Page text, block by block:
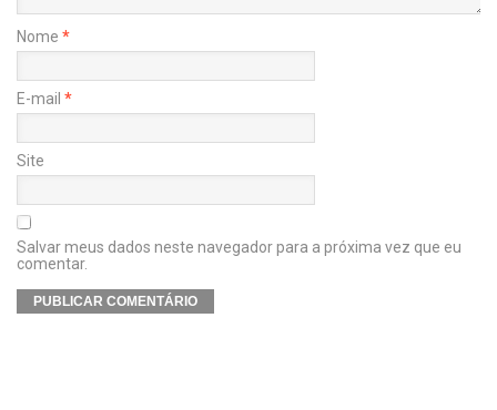
Nome *
E-mail *
Site
Salvar meus dados neste navegador para a próxima vez que eu
comentar.